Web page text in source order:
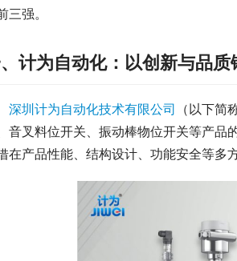
三强。
计为自动化：以创新与品质
深圳计为自动化技术有限公司 （以下
音叉料位开关、振动棒物位开关等产品
在产品性能、结构设计、功能安全等多